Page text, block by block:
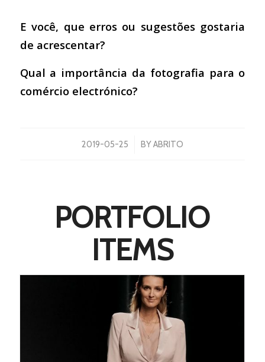
E você, que erros ou sugestões gostaria
de acrescentar?
Qual a importância da fotografia para o
comércio electrónico?
2019-05-25
/ BYABRITO
PORTFOLIO
ITEMS